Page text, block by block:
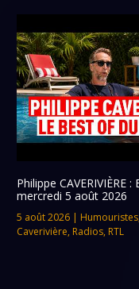
Philippe CAVERIVIÈRE :
mercredi 5 août 2026
5 août 2026| Humouristes,
Caverivière, Radios, RTL